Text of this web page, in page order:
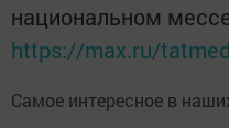
национальном
https://max.ru/
Самое интересное в